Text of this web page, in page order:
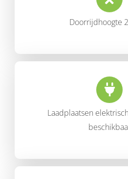
Doorrijdhoogte
Laadplaatsen